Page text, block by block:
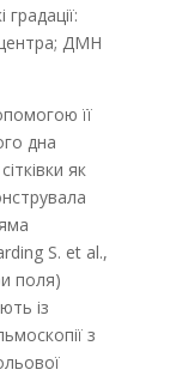
ДМН
її
дна
як
S. et al.,
поля)
із
з